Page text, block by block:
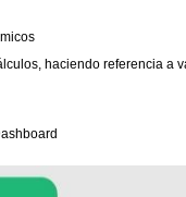
haciendo referencia a